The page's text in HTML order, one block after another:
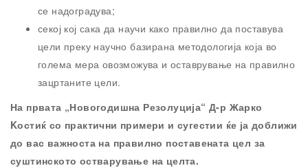
се надоградува;
секој кој сака да научи како правилно да поставува
цели преку научно базирана методологија која во
голема мера овозможува и оставрување на правилно
зацртаните цели.
На првата „Новогодишна Резолуција“ Д-р Жарко
Kостиќ со практични примери и сугестии ќе ја доближи
до вас важноста на правилно поставената цел за
суштинското остварување на целта.